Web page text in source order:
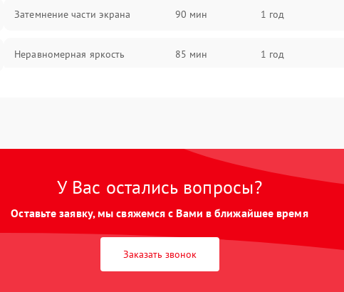
Затемнение части экрана 90 мин 1 год
Неравномерная яркость 85 мин 1 год
У Вас остались вопросы?
Оставьте заявку, мы свяжемся с Вами в ближайшее время
Заказать звонок